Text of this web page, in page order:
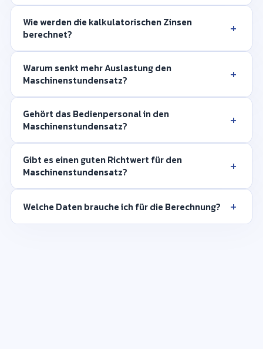
Wie werden die kalkulatorischen Zinsen
berechnet?
+
Warum senkt mehr Auslastung den
Maschinenstundensatz?
+
Gehört das Bedienpersonal in den
Maschinenstundensatz?
+
Gibt es einen guten Richtwert für den
Maschinenstundensatz?
+
Welche Daten brauche ich für die Berechnung? +